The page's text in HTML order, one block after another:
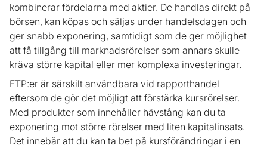
kombinerar fördelarna med aktier. De handlas direkt på
börsen, kan köpas och säljas under handelsdagen och
ger snabb exponering, samtidigt som de ger möjlighet
att få tillgång till marknadsrörelser som annars skulle
kräva större kapital eller mer komplexa investeringar.
ETP:er är särskilt användbara vid rapporthandel
eftersom de gör det möjligt att förstärka kursrörelser.
Med produkter som innehåller hävstång kan du ta
exponering mot större rörelser med liten kapitalinsats.
Det innebär att du kan ta bet på kursförändringar i en